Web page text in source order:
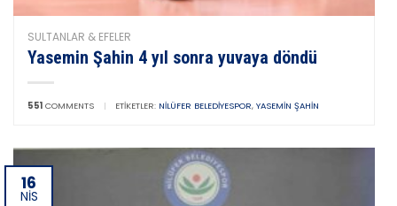
SULTANLAR & EFELER
Yasemin Şahin 4 yıl sonra yuvaya döndü
551 COMMENTS | ETIKETLER: NILÜFER BELEDIYESPOR, YASEMIN ŞAHIN
16
NIS